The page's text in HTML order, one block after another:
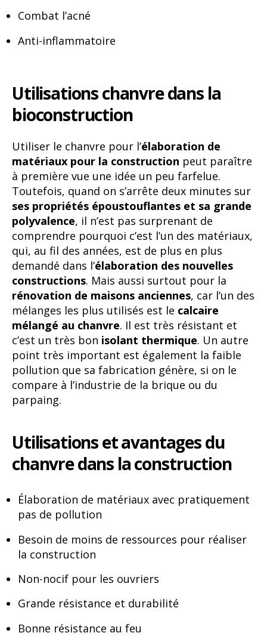
Combat l’acné
Anti-inflammatoire
Utilisations chanvre dans la
bioconstruction
Utiliser le chanvre pour l’élaboration de
matériaux pour la construction peut paraître
à première vue une idée un peu farfelue.
Toutefois, quand on s’arrête deux minutes sur
ses propriétés époustouflantes et sa grande
polyvalence, il n’est pas surprenant de
comprendre pourquoi c’est l’un des matériaux,
qui, au fil des années, est de plus en plus
demandé dans l’élaboration des nouvelles
constructions. Mais aussi surtout pour la
rénovation de maisons anciennes, car l’un des
mélanges les plus utilisés est le calcaire
mélangé au chanvre. Il est très résistant et
c’est un très bon isolant thermique. Un autre
point très important est également la faible
pollution que sa fabrication génère, si on le
compare à l’industrie de la brique ou du
parpaing.
Utilisations et avantages du
chanvre dans la construction
Élaboration de matériaux avec pratiquement
pas de pollution
Besoin de moins de ressources pour réaliser
la construction
Non-nocif pour les ouvriers
Grande résistance et durabilité
Bonne résistance au feu